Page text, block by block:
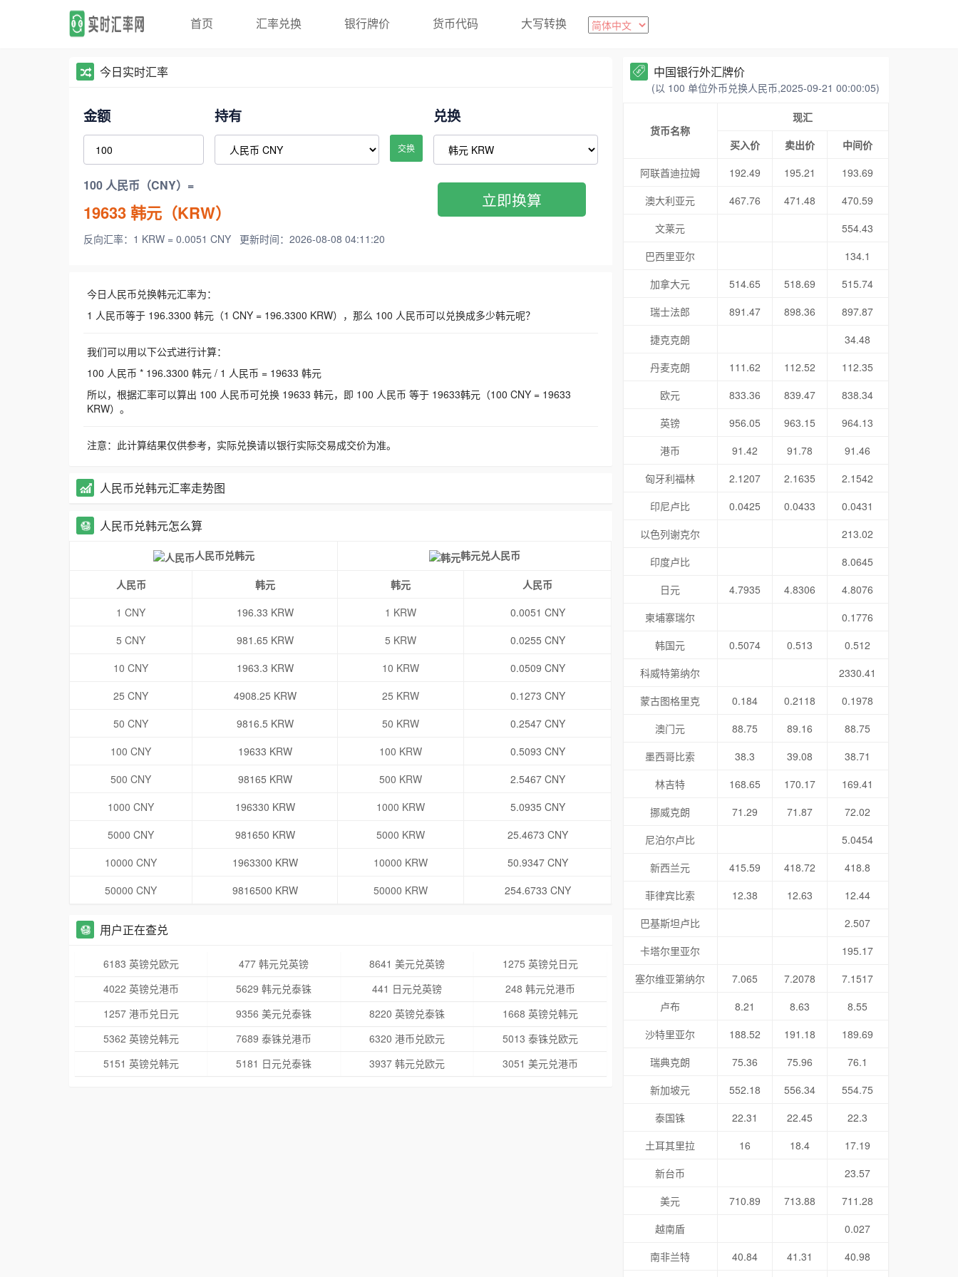
首页 汇率兑换 银行牌价 货币代码 大写转换
今日实时汇率
金额 持有
交换
兑换
100 人民币（CNY）=
19633韩元（KRW）
反向汇率：1 KRW = 0.0051 CNY 更新时间：2026-08-08 04:11:20
立即换算
今日人民币兑换韩元汇率为：
1 人民币等于 196.3300 韩元（1 CNY = 196.3300 KRW），那么 100 人民币可以兑换成多少韩元呢？
我们可以用以下公式进行计算：
100 人民币 * 196.3300 韩元 / 1 人民币 = 19633 韩元
所以，根据汇率可以算出 100 人民币可兑换 19633 韩元，即 100 人民币 等于 19633韩元（100 CNY = 19633
KRW）。
注意：此计算结果仅供参考，实际兑换请以银行实际交易成交价为准。
人民币兑韩元汇率走势图
人民币兑韩元怎么算
人民币兑韩元 韩元兑人民币
人民币 韩元 韩元
人民币
1 CNY
196.33 KRW 1 KRW
0.0051 CNY
5 CNY
981.65 KRW 5 KRW
0.0255 CNY
10 CNY
1963.3 KRW 10 KRW
0.0509 CNY
25 CNY
4908.25 KRW 25 KRW
0.1273 CNY
50 CNY
9816.5 KRW 50 KRW
0.2547 CNY
100 CNY
19633 KRW 100 KRW
0.5093 CNY
500 CNY
98165 KRW 500 KRW
2.5467 CNY
1000 CNY
196330 KRW 1000 KRW
5.0935 CNY
5000 CNY
981650 KRW 5000 KRW
25.4673 CNY
10000 CNY
1963300 KRW 10000 KRW
50.9347 CNY
50000 CNY
9816500 KRW 50000 KRW 254.6733 CNY
用户正在查兑
6183 英镑兑欧元 477 韩元兑英镑 8641 美元兑英镑
1275 英镑兑日元
4022 英镑兑港币
5629 韩元兑泰铢 441 日元兑英镑
248 韩元兑港币
1257 港币兑日元
9356 美元兑泰铢 8220 英镑兑泰铢
1668 英镑兑韩元
5362 英镑兑韩元
7689 泰铢兑港币 6320 港币兑欧元
5013 泰铢兑欧元
5151 英镑兑韩元
5181 日元兑泰铢 3937 韩元兑欧元 3051 美元兑港币
中国银行外汇牌价
(以 100 单位外币兑换人民币,2025-09-21 00:00:05)
货币名称
现汇
买入价
卖出价
中间价
阿联酋迪拉姆
192.49 195.21
193.69
澳大利亚元
467.76 471.48
470.59
文莱元
554.43
巴西里亚尔
134.1
加拿大元
514.65 518.69
515.74
瑞士法郎
891.47 898.36
897.87
捷克克朗
34.48
丹麦克朗
111.62 112.52
112.35
欧元
833.36 839.47
838.34
英镑
956.05 963.15
964.13
港币
91.42 91.78
91.46
匈牙利福林
2.1207 2.1635
2.1542
印尼卢比
0.0425 0.0433
0.0431
以色列谢克尔
213.02
印度卢比
8.0645
日元
4.7935 4.8306
4.8076
柬埔寨瑞尔
0.1776
韩国元
0.5074 0.513
0.512
科威特第纳尔
2330.41
蒙古图格里克
0.184 0.2118
0.1978
澳门元
88.75 89.16
88.75
墨西哥比索
38.3 39.08
38.71
林吉特
168.65 170.17
169.41
挪威克朗
71.29 71.87
72.02
尼泊尔卢比
5.0454
新西兰元
415.59 418.72
418.8
菲律宾比索
12.38 12.63
12.44
巴基斯坦卢比
2.507
卡塔尔里亚尔
195.17
塞尔维亚第纳尔
7.065 7.2078
7.1517
卢布
8.21 8.63
8.55
沙特里亚尔
188.52 191.18
189.69
瑞典克朗
75.36 75.96
76.1
新加坡元
552.18 556.34
554.75
泰国铢
22.31 22.45
22.3
土耳其里拉
16 18.4
17.19
新台币
23.57
美元
710.89 713.88
711.28
越南盾
0.027
南非兰特
40.84 41.31 40.98